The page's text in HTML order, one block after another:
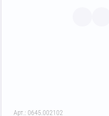
Арт.: 0645.002102